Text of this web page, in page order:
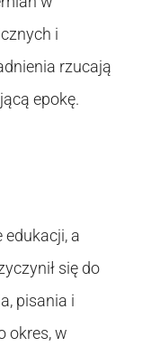
i
rzucają
epokę.
edukacji, a
się do
pisania i
okres, w